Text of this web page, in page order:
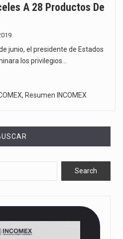
A 28 Productos De
junio, el presidente de Estados
los privilegios…
, Resumen INCOMEX